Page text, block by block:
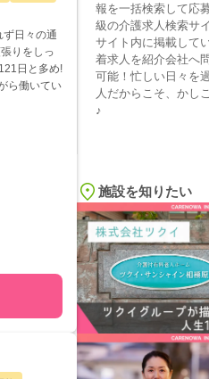
ず日々の通
りをしっ
日と多め!
ら働いてい
報を一括検索して応
級の介護求人検索サ
サイト内に掲載して
着求人を紹介会社へ
可能！忙しい日々を
人だからこそ、かし
♪
施設を知りたい